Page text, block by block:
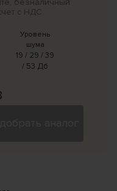
с НДС.
Уровень
шума
19 / 29 / 39
/ 53 Дб